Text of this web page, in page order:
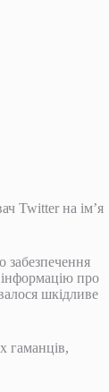
Twitter на ім’я
інформацію про
шкідливе
гаманців,